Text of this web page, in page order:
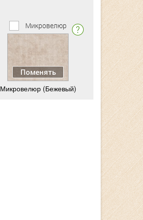
Микровелюр
Поменять
Микровелюр (Бежевый)